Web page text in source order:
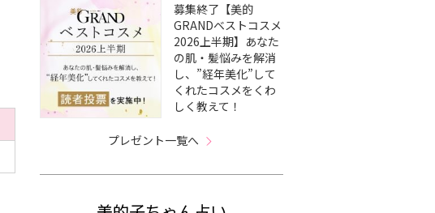
募集終了【美的
GRANDベストコスメ
2026上半期】あなた
の肌・髪悩みを解消
し、”経年美化”して
くれたコスメをくわ
しく教えて！
プレゼント一覧へ